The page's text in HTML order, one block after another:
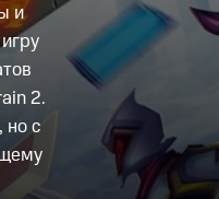
и
2.
но с